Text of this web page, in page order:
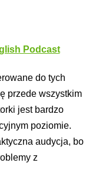
Podcast
do tych
przede wszystkim
jest bardzo
poziomie.
audycja, bo
z